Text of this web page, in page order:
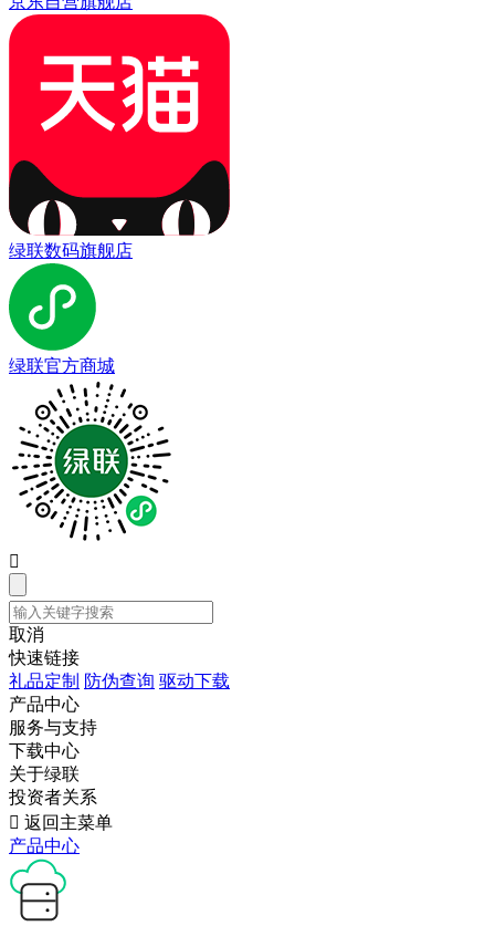
绿联数码旗舰店
绿联官方商城

取消
快速链接
礼品定制 防伪查询 驱动下载
产品中心
服务与支持
下载中心
关于绿联
投资者关系
 返回主菜单
产品中心